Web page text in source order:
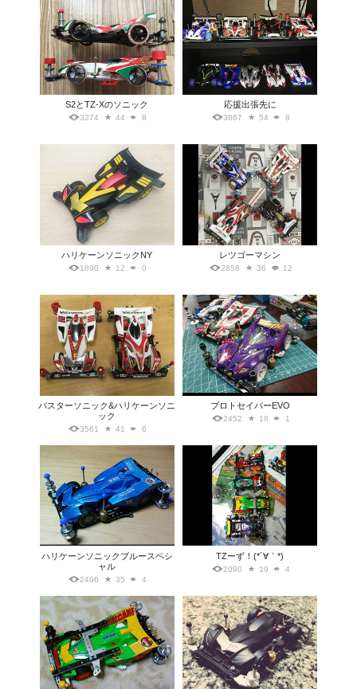
S2とTZ-Xのソニック
3274 44 8
応援出張先に
3867 54 8
ハリケーンソニックNY
1896 12 0
レツゴーマシン
2858 36 12
バスターソニック&ハリケーンソニ
ック
3561 41 6
プロトセイバーEVO
2452 18 1
ハリケーンソニックブルースペシ
ャル
2406 35 4
TZーず！(*´∀｀*)
2090 19 4